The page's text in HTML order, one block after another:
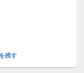
残す